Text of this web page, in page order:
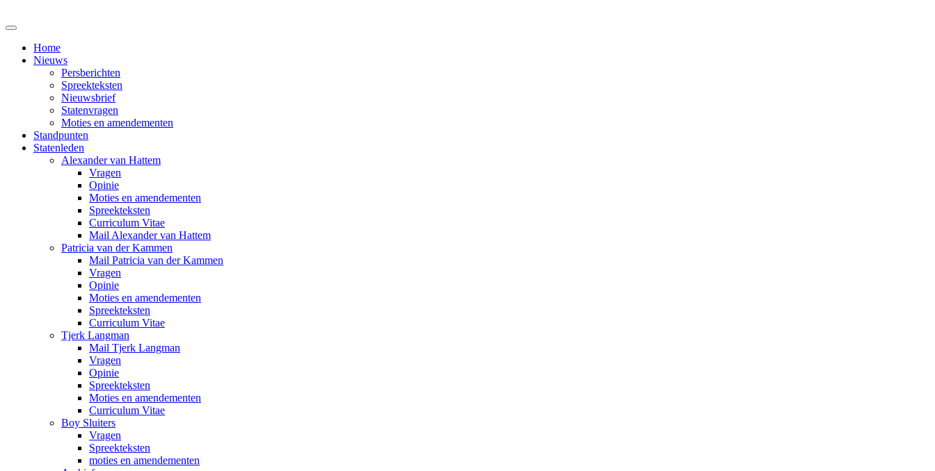
Home
Nieuws
Persberichten
Spreekteksten
Nieuwsbrief
Statenvragen
Moties en amendementen
Standpunten
Statenleden
Alexander van Hattem
Vragen
Opinie
Moties en amendementen
Spreekteksten
Curriculum Vitae
Mail Alexander van Hattem
Patricia van der Kammen
Mail Patricia van der Kammen
Vragen
Opinie
Moties en amendementen
Spreekteksten
Curriculum Vitae
Tjerk Langman
Mail Tjerk Langman
Vragen
Opinie
Spreekteksten
Moties en amendementen
Curriculum Vitae
Boy Sluiters
Vragen
Spreekteksten
moties en amendementen